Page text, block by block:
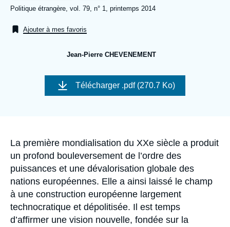
Analyses
de
publication
Références
Politique étrangère, vol. 79, n° 1, printemps 2014
Ajouter à mes favoris
Jean-Pierre CHEVENEMENT
Image
couverture
Télécharger .pdf (270.7 Ko)
Accroche
La première mondialisation du XXe siècle a produit
un profond bouleversement de l’ordre des
puissances et une dévalorisation globale des
nations européennes. Elle a ainsi laissé le champ
à une construction européenne largement
technocratique et dépolitisée. Il est temps
d’affirmer une vision nouvelle, fondée sur la